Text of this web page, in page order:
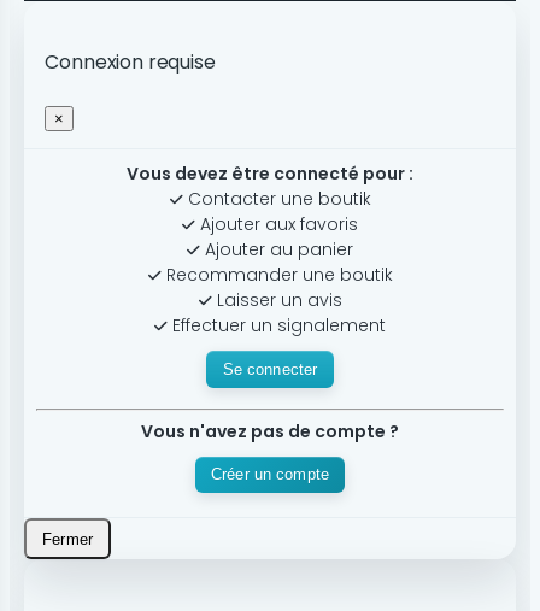
Connexion requise
×
Vous devez être connecté pour :
Contacter une boutik
Ajouter aux favoris
Ajouter au panier
Recommander une boutik
Laisser un avis
Effectuer un signalement
Se connecter
Vous n'avez pas de compte ?
Créer un compte
Fermer